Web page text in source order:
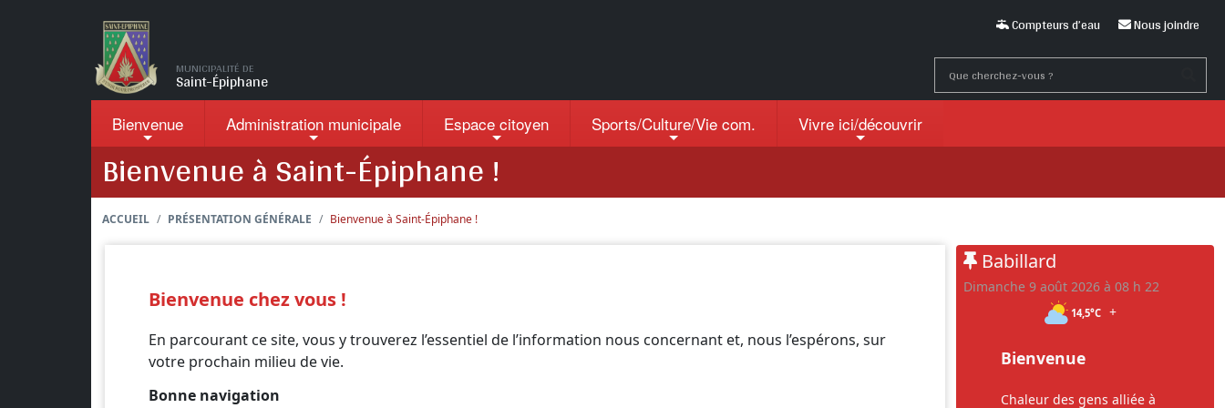
MUNICIPALITÉ DE
Saint-Épiphane
Compteurs d’eau Nous joindre
Bienvenue Administration municipale Espace citoyen Sports/Culture/Vie com. Vivre ici/découvrir
Bienvenue à Saint-Épiphane !
ACCUEIL PRÉSENTATION GÉNÉRALE Bienvenue à Saint-Épiphane !
Bienvenue chez vous !
En parcourant ce site, vous y trouverez l’essentiel de l’information nous concernant et, nous l’espérons, sur
votre prochain milieu de vie.
Bonne navigation
Babillard
dimanche 9 août 2026 à 08 h 22
14,5°C +
Bienvenue
Chaleur des gens alliée à